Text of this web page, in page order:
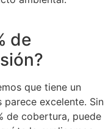
de
que tiene un
excelente. Sin
de cobertura, puede